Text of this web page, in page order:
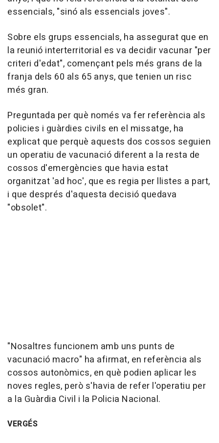
essencials, "sinó als essencials joves".
Sobre els grups essencials, ha assegurat que en
la reunió interterritorial es va decidir vacunar "per
criteri d'edat", començant pels més grans de la
franja dels 60 als 65 anys, que tenien un risc
més gran.
Preguntada per què només va fer referència als
policies i guàrdies civils en el missatge, ha
explicat que perquè aquests dos cossos seguien
un operatiu de vacunació diferent a la resta de
cossos d'emergències que havia estat
organitzat 'ad hoc', que es regia per llistes a part,
i que després d'aquesta decisió quedava
"obsolet".
"Nosaltres funcionem amb uns punts de
vacunació macro" ha afirmat, en referència als
cossos autonòmics, en què podien aplicar les
noves regles, però s'havia de refer l'operatiu per
a la Guàrdia Civil i la Policia Nacional.
VERGÉS